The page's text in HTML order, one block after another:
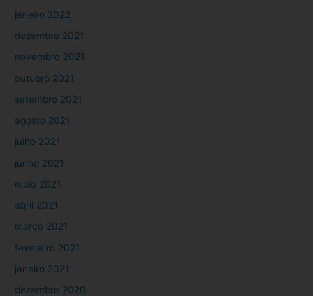
janeiro 2022
dezembro 2021
novembro 2021
outubro 2021
setembro 2021
agosto 2021
julho 2021
junho 2021
maio 2021
abril 2021
março 2021
fevereiro 2021
janeiro 2021
dezembro 2020